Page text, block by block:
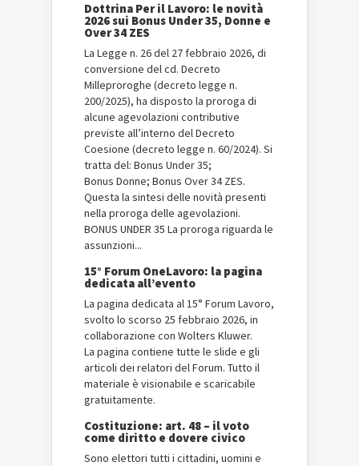
Dottrina Per il Lavoro: le novità
2026 sui Bonus Under 35, Donne e
Over 34 ZES
La Legge n. 26 del 27 febbraio 2026, di
conversione del cd. Decreto
Milleproroghe (decreto legge n.
200/2025), ha disposto la proroga di
alcune agevolazioni contributive
previste all’interno del Decreto
Coesione (decreto legge n. 60/2024). Si
tratta del: Bonus Under 35;
Bonus Donne; Bonus Over 34 ZES.
Questa la sintesi delle novità presenti
nella proroga delle agevolazioni.
BONUS UNDER 35 La proroga riguarda le
assunzioni...
15° Forum OneLavoro: la pagina
dedicata all’evento
La pagina dedicata al 15° Forum Lavoro,
svolto lo scorso 25 febbraio 2026, in
collaborazione con Wolters Kluwer.
La pagina contiene tutte le slide e gli
articoli dei relatori del Forum. Tutto il
materiale è visionabile e scaricabile
gratuitamente.
Costituzione: art. 48 – il voto
come diritto e dovere civico
Sono elettori tutti i cittadini, uomini e